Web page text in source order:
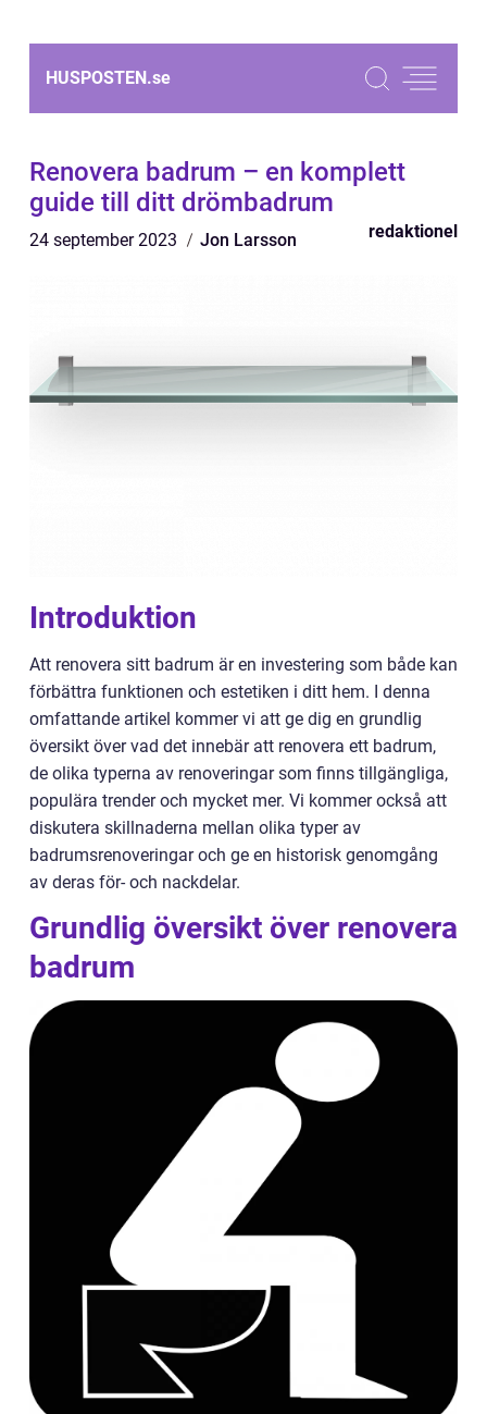
HUSPOSTEN.se
Renovera badrum – en komplett
guide till ditt drömbadrum
24 september 2023 Jon Larsson redaktionel
Introduktion
Att renovera sitt badrum är en investering som både kan
förbättra funktionen och estetiken i ditt hem. I denna
omfattande artikel kommer vi att ge dig en grundlig
översikt över vad det innebär att renovera ett badrum,
de olika typerna av renoveringar som finns tillgängliga,
populära trender och mycket mer. Vi kommer också att
diskutera skillnaderna mellan olika typer av
badrumsrenoveringar och ge en historisk genomgång
av deras för- och nackdelar.
Grundlig översikt över renovera
badrum